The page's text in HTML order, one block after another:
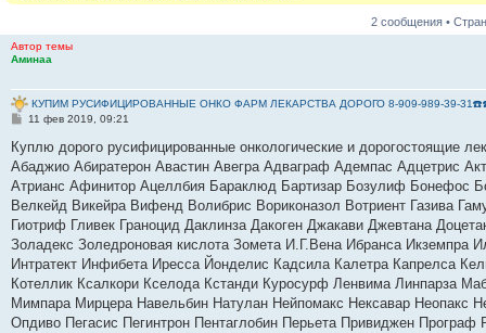
2 сообщения •
Автор темы
Аминаа
КУПИМ РУСИФИЦИРОВАННЫЕ ОНКО ФАРМ ЛЕКАРСТВА ДОРОГО 8-909-989-39-
С
о
б
щ
е
н
и
е
11 фев 2019, 09:21
Куплю дорого русифицированные онкологические и дорогостоящие
Абаджио Абиратерон Авастин Авегра Адваграф Адемпас Адцетрис
Атрианс Афинитор Ацеллбия Бараклюд Бартизар Бозулиф Бонефос
Велкейд Викейра Вифенд Волибрис Вориконазол Вотриент Газива
Гиотриф Гливек Граноцид Даклинза Дакоген Джакави Джевтана
Золадекс Золедроновая кислота Зомета И.Г.Вена Ибранса Икземпра
Интратект Инфибета Иресса Йонделис Кадсила Калетра Капрелса
Котеллик Ксалкори Кселода Кстанди Куросурф Ленвима Линпарза
Мимпара Мирцера Навельбин Натулан Нейпомакс Нексавар Неопакс
Опдиво Пегасис Пегинтрон Пентаглобин Перьета Привиджен